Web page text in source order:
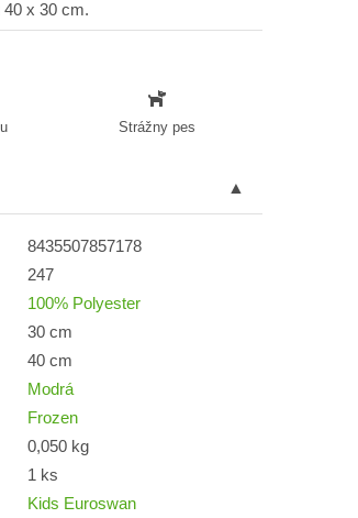
x 30 cm.
Strážny pes
8435507857178
247
100% Polyester
30 cm
40 cm
Modrá
Frozen
0,050 kg
1 ks
Kids Euroswan